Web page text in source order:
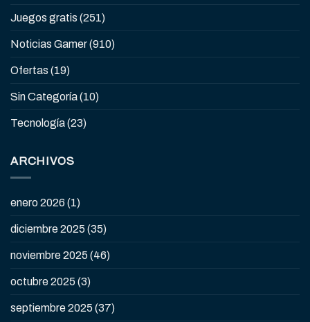
Juegos gratis (251)
Noticias Gamer(910)
Ofertas (19)
Sin Categoría(10)
Tecnología(23)
ARCHIVOS
enero 2026 (1)
diciembre 2025 (35)
noviembre 2025 (46)
octubre 2025 (3)
septiembre 2025 (37)